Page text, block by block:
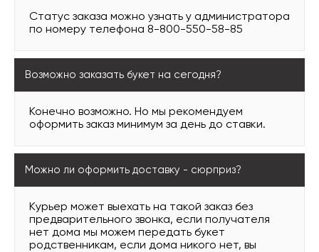
Статус заказа можно узнать у администратора
по номеру телефона 8-800-550-58-85
Возможно заказать букет на сегодня?
Конечно возможно. Но мы рекомендуем
оформить заказ минимум за день до ставки.
Можно ли оформить доставку - сюрприз?
Курьер может выехать на такой заказ без
предварительного звонка, если получателя
нет дома мы можем передать букет
родственникам, если дома никого нет, вы